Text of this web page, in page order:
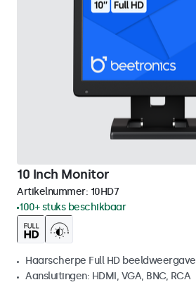
10 Inch Monitor
Artikelnummer: 10HD7
100+ stuks beschikbaar
Haarscherpe Full HD beeldweergave
Aansluitingen: HDMI, VGA, BNC, RCA